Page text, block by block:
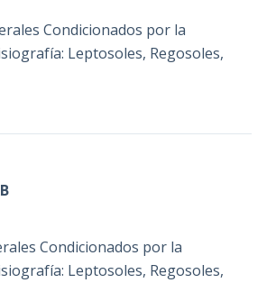
Condicionados por la
Leptosoles, Regosoles,
Condicionados por la
Leptosoles, Regosoles,